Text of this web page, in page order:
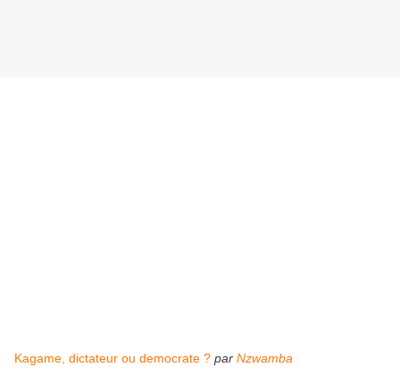
Kagame, dictateur ou democrate ? par Nzwamba